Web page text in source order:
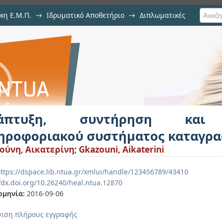
Ε.Μ.Π. → Ιδρυματικό Αποθετήριο → Διπλωματικές
και βελτιστοποίηση
συντήρηση και
συστήματος
Αικατερίνη; Gkazouni, Aikaterini
dspace.lib.ntua.gr/xmlui/handle/123456789/43410
10.26240/heal.ntua.12870
2016-09-06
πλήρους εγγραφής